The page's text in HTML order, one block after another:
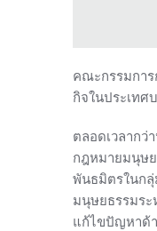
คณะกรรมการ
กิจในประเทศ
ตลอดเวลากว่
กฎหมายมนุษย
พันธมิตรในกลุ่
มนุษยธรรมระ
แก้ไขปัญหาด้